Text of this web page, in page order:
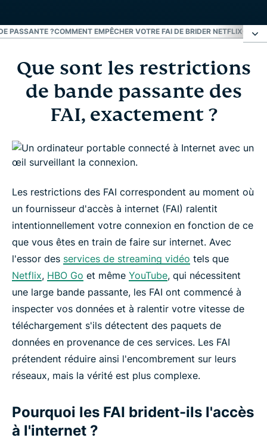
PASSANTE ?COMMENT EMPÊCHER VOTRE FAI DE BRIDER NETFLIX
Que sont les restrictions de bande passante des
FAI, exactement ?
Quel est le meilleur moyen de contourner la
Contournez les restrictions des FAI en 3 étapes
simples
FAQ : Limitations des FAI
Ne laissez pas les FAI ralentir votre streaming
vidéo
Que sont les restrictions
de bande passante des
FAI, exactement ?
Les restrictions des FAI correspondent au moment où
un fournisseur d'accès à internet (FAI) ralentit
intentionnellement votre connexion en fonction de ce
que vous êtes en train de faire sur internet. Avec
l'essor des services de streaming vidéo tels que
Netflix, HBO Go et même YouTube, qui nécessitent
une large bande passante, les FAI ont commencé à
inspecter vos données et à ralentir votre vitesse de
téléchargement s'ils détectent des paquets de
données en provenance de ces services. Les FAI
prétendent réduire ainsi l'encombrement sur leurs
réseaux, mais la vérité est plus complexe.
Pourquoi les FAI brident-ils l'accès
à l'internet ?